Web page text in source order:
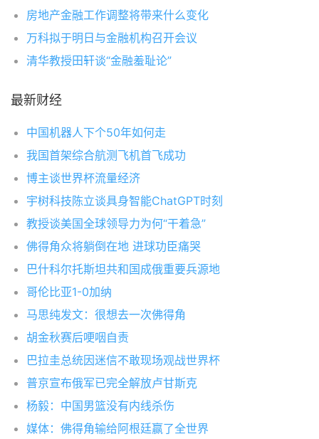
房地产金融工作调整将带来什么变化
万科拟于明日与金融机构召开会议
清华教授田轩谈“金融羞耻论”
最新财经
中国机器人下个50年如何走
我国首架综合航测飞机首飞成功
博主谈世界杯流量经济
宇树科技陈立谈具身智能ChatGPT时刻
教授谈美国全球领导力为何“干着急”
佛得角众将躺倒在地 进球功臣痛哭
巴什科尔托斯坦共和国成俄重要兵源地
哥伦比亚1-0加纳
马思纯发文：很想去一次佛得角
胡金秋赛后哽咽自责
巴拉圭总统因迷信不敢现场观战世界杯
普京宣布俄军已完全解放卢甘斯克
杨毅：中国男篮没有内线杀伤
媒体：佛得角输给阿根廷赢了全世界